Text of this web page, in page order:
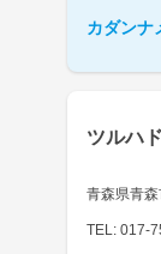
カダンナ
ツルハ
青森県青
TEL: 017-